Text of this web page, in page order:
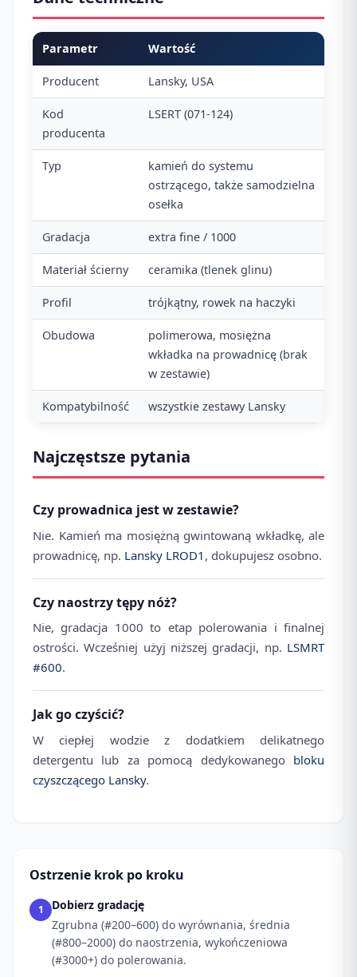
Parametr Wartość
Producent Lansky, USA
Kod
producenta
LSERT (071-124)
Typ
kamień do systemu
ostrzącego, także samodzielna
osełka
Gradacja extra fine / 1000
Materiał ścierny ceramika (tlenek glinu)
Profil trójkątny, rowek na haczyki
Obudowa
polimerowa, mosiężna
wkładka na prowadnicę (brak
w zestawie)
Kompatybilność wszystkie zestawy Lansky
Najczęstsze pytania
Czy prowadnica jest w zestawie?
Nie. Kamień ma mosiężną gwintowaną wkładkę, ale
prowadnicę, np. Lansky LROD1 , dokupujesz osobno.
Czy naostrzy tępy nóż?
Nie, gradacja 1000 to etap polerowania i finalnej
ostrości. Wcześniej użyj niższej gradacji, np. LSMRT
#600.
Jak go czyścić?
W ciepłej wodzie z dodatkiem delikatnego
detergentu lub za pomocą dedykowanego bloku
czyszczącego Lansky.
Ostrzenie krok po kroku
1
Dobierz gradację
Zgrubna (#200–600) do wyrównania, średnia
(#800–2000) do naostrzenia, wykończeniowa
(#3000+) do polerowania.